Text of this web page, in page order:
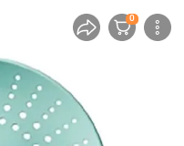
0